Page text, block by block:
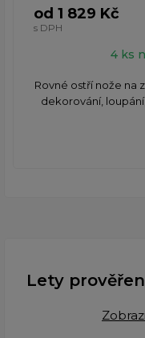
od 1 829 Kč
s DPH
4 ks
Rovné ostří nože na
dekorování,
Lety